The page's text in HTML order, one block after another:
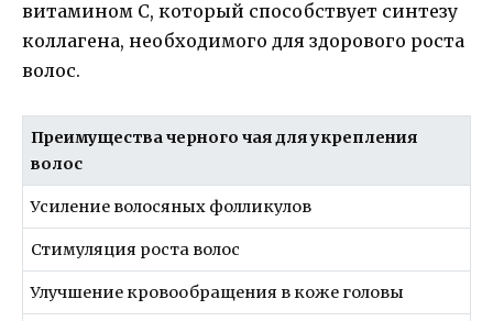
витамином С, который способствует синтезу
коллагена, необходимого для здорового роста
волос.
Преимущества черного чая для укрепления
волос
Усиление волосяных фолликулов
Стимуляция роста волос
Улучшение кровообращения в коже головы